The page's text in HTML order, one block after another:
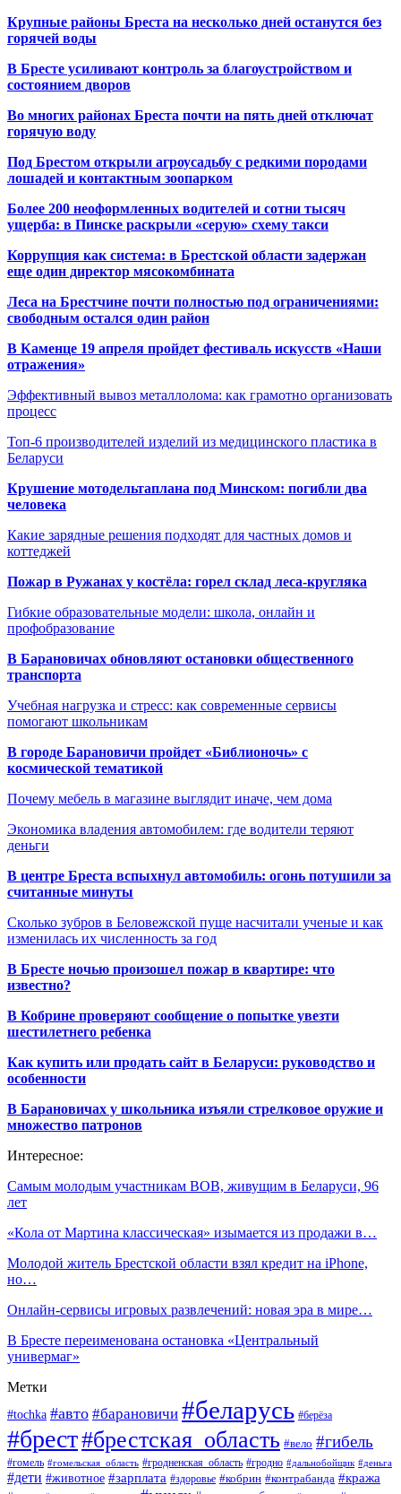
Крупные районы Бреста на несколько дней останутся без
горячей воды
В Бресте усиливают контроль за благоустройством и
состоянием дворов
Во многих районах Бреста почти на пять дней отключат
горячую воду
Под Брестом открыли агроусадьбу с редкими породами
лошадей и контактным зоопарком
Более 200 неоформленных водителей и сотни тысяч
ущерба: в Пинске раскрыли «серую» схему такси
Коррупция как система: в Брестской области задержан
еще один директор мясокомбината
Леса на Брестчине почти полностью под ограничениями:
свободным остался один район
В Каменце 19 апреля пройдет фестиваль искусств «Наши
отражения»
Эффективный вывоз металлолома: как грамотно организовать
процесс
Топ-6 производителей изделий из медицинского пластика в
Беларуси
Крушение мотодельтаплана под Минском: погибли два
человека
Какие зарядные решения подходят для частных домов и
коттеджей
Пожар в Ружанах у костёла: горел склад леса-кругляка
Гибкие образовательные модели: школа, онлайн и
профобразование
В Барановичах обновляют остановки общественного
транспорта
Учебная нагрузка и стресс: как современные сервисы
помогают школьникам
В городе Барановичи пройдет «Библионочь» с
космической тематикой
Почему мебель в магазине выглядит иначе, чем дома
Экономика владения автомобилем: где водители теряют
деньги
В центре Бреста вспыхнул автомобиль: огонь потушили за
считанные минуты
Сколько зубров в Беловежской пуще насчитали ученые и как
изменилась их численность за год
В Бресте ночью произошел пожар в квартире: что
известно?
В Кобрине проверяют сообщение о попытке увезти
шестилетнего ребенка
Как купить или продать сайт в Беларуси: руководство и
особенности
В Барановичах у школьника изъяли стрелковое оружие и
множество патронов
Интересное:
Самым молодым участникам ВОВ, живущим в Беларуси, 96
лет
«Кола от Мартина классическая» изымается из продажи в…
Молодой житель Брестской области взял кредит на iPhone,
но…
Онлайн-сервисы игровых развлечений: новая эра в мире…
В Бресте переименована остановка «Центральный
универмаг»
Метки
#tochka #авто #барановичи #беларусь #берёза
#брест#брестская_область #вело #гибель
#гомель #гомельская_область #гродненская_область #гродно #дальнобойщик #деньга
#дети #животное #зарплата #здоровье #кобрин #контрабанда #кража